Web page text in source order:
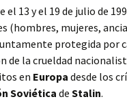
el 13 y el 19 de julio de
(hombres, mujeres,
protegida por
de la crueldad
en Europa desde los
Soviética de Stalin.